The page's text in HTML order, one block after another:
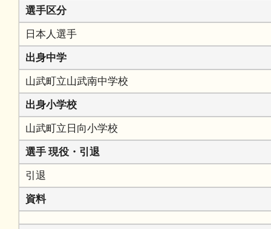
選手区分
日本人選手
出身中学
山武町立山武南中学校
出身小学校
山武町立日向小学校
選手 現役・引退
引退
資料